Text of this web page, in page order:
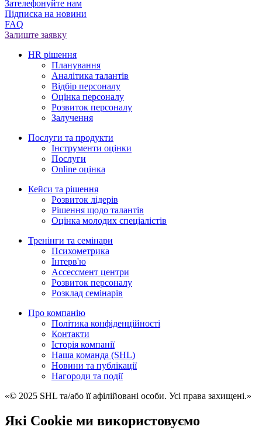
Зателефонуйте нам
Підписка на новини
FAQ
Залиште заявку
HR рішення
Планування
Аналітика талантів
Відбір персоналу
Оцінка персоналу
Розвиток персоналу
Залучення
Послуги та продукти
Інструменти оцінки
Послуги
Online оцінка
Кейси та рішення
Розвиток лідерів
Рішення щодо талантів
Оцінка молодих спеціалістів
Тренінги та семінари
Психометрика
Iнтерв'ю
Ассессмент центри
Розвиток персоналу
Розклад семінарів
Про компанію
Політика конфіденційності
Контакти
Історія компанії
Наша команда (SHL)
Новини та публікації
Нагороди та події
«© 2025 SHL та/або її афілійовані особи. Усі права захищені.»
Які Cookie ми використовуємо